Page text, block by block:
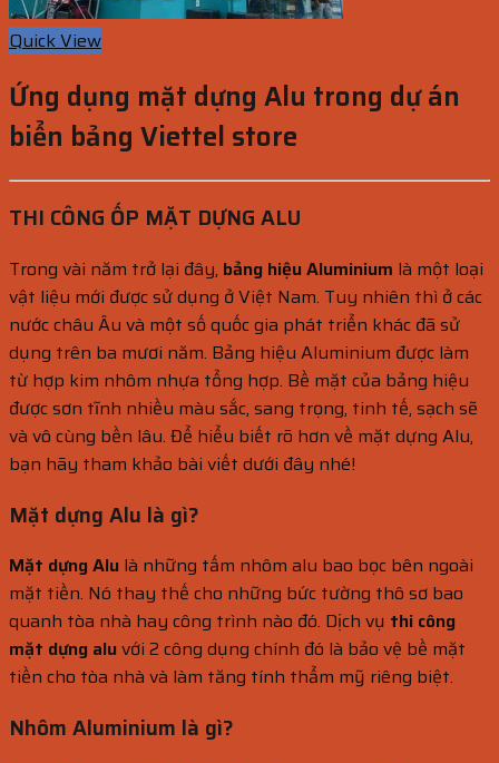
Quick View
Ứng dụng mặt dựng Alu trong dự án
biển bảng Viettel store
THI CÔNG ỐP MẶT DỰNG ALU
Trong vài năm trở lại đây, bảng hiệu Aluminium là một loại
vật liệu mới được sử dụng ở Việt Nam. Tuy nhiên thì ở các
nước châu Âu và một số quốc gia phát triển khác đã sử
dụng trên ba mươi năm. Bảng hiệu Aluminium được làm
từ hợp kim nhôm nhựa tổng hợp. Bề mặt của bảng hiệu
được sơn tĩnh nhiều màu sắc, sang trọng, tinh tế, sạch sẽ
và vô cùng bền lâu. Để hiểu biết rõ hơn về mặt dựng Alu,
bạn hãy tham khảo bài viết dưới đây nhé!
Mặt dựng Alu là gì?
Mặt dựng Alu là những tấm nhôm alu bao bọc bên ngoài
mặt tiền. Nó thay thế cho những bức tường thô sơ bao
quanh tòa nhà hay công trình nào đó. Dịch vụ thi công
mặt dựng aluvới 2 công dụng chính đó là bảo vệ bề mặt
tiền cho tòa nhà và làm tăng tính thẩm mỹ riêng biệt.
Nhôm Aluminium là gì?